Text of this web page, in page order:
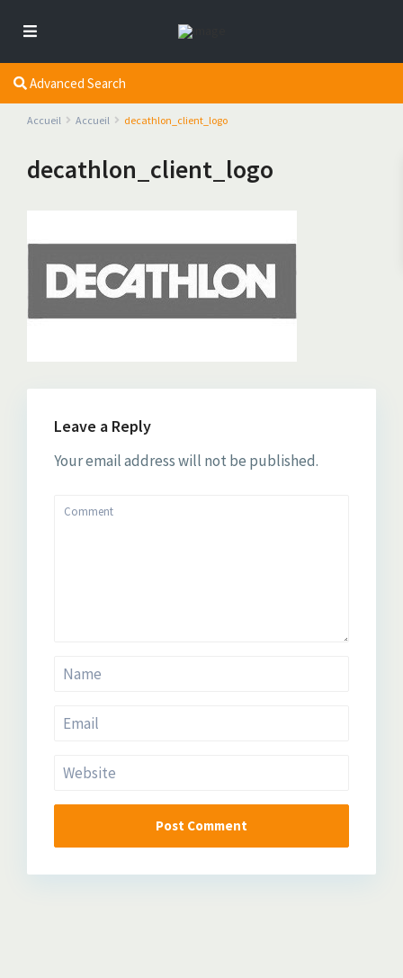
Advanced Search
Accueil Accueil decathlon_client_logo
decathlon_client_logo
Leave a Reply
Your email address will not be published.